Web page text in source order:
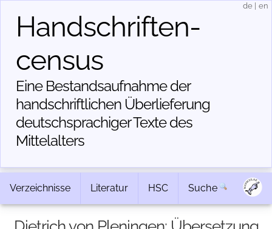
Handschriften­
census
Eine Bestandsaufnahme der
handschriftlichen Über­lieferung
deutschsprachiger Texte des
Mittelalters
de en
Verzeichnisse Literatur HSC Suche